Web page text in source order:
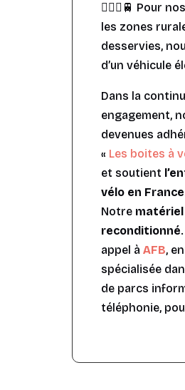
🚴🏼‍♀️🚆 Pour
les zones
desservies,
d’un véhicule
Dans la
engagement,
devenues
« Les boites à
et soutient
vélo en France
Notre matériel
reconditionné
appel à AFB,
spécialisée
de parcs
téléphonie,